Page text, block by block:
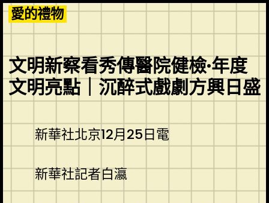
Skip
to
content
愛的禮物
文明新察看秀傳醫院健檢·年度
文明亮點｜沉醉式戲劇方興日盛
新華社北京12月25日電
新華社記者白瀛